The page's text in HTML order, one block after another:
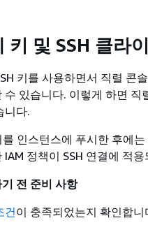
키 및 SSH 클라
키를 사용하면서 직렬 콘
수 있습니다. 이렇게 하면
니다.
를 인스턴스에 푸시한 후에
IAM 정책이 SSH 연결에 적
전 준비 사항
건이 충족되었는지 확인합니